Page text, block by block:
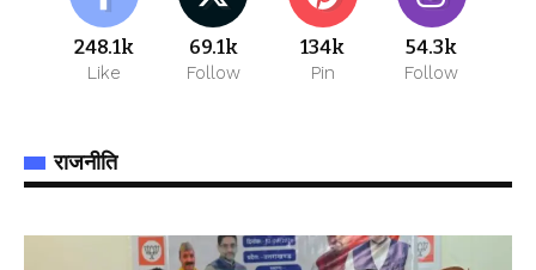
248.1k
Like
69.1k
Follow
134k
Pin
54.3k
Follow
राजनीति